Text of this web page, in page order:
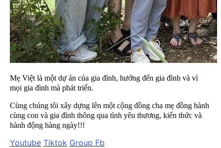
Mẹ Việt là một dự án của gia đình, hướng đến gia đình và vì
mọi gia đình mà phát triển.
Cùng chúng tôi xây dựng lên một cộng đồng cha mẹ đồng hành
cùng con và gia đình thông qua tình yêu thương, kiến thức và
hành động hàng ngày!!!
Youtube Tiktok Group Fb